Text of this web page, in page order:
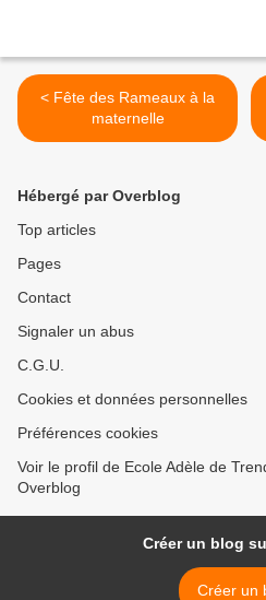
< Fête des Rameaux à la
maternelle
Hébergé par Overblog
Top articles
Pages
Contact
Signaler un abus
C.G.U.
Cookies et données personnelles
Préférences cookies
Voir le profil de Ecole Adèle de
Overblog
Créer un blog
Créer un